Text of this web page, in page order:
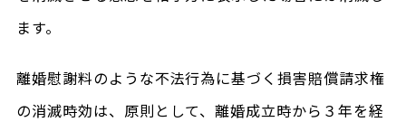
ます。
離婚慰謝料のような不法行為に基づく損害賠償請求権
の消滅時効は、原則として、離婚成立時から３年を経